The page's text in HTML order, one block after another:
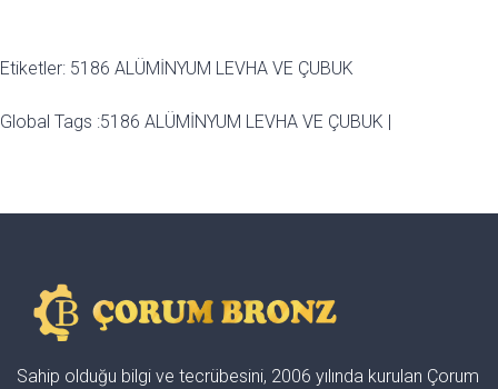
Etiketler: 5186 ALÜMİNYUM LEVHA VE ÇUBUK
Global Tags :5186 ALÜMİNYUM LEVHA VE ÇUBUK |
Sahip olduğu bilgi ve tecrübesini, 2006 yılında kurulan Çorum